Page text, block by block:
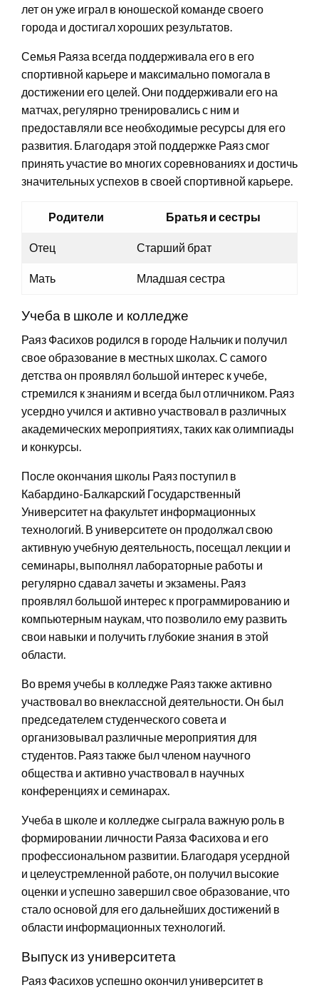
лет он уже играл в юношеской команде своего
города и достигал хороших результатов.
Семья Раяза всегда поддерживала его в его
спортивной карьере и максимально помогала в
достижении его целей. Они поддерживали его на
матчах, регулярно тренировались с ним и
предоставляли все необходимые ресурсы для его
развития. Благодаря этой поддержке Раяз смог
принять участие во многих соревнованиях и достичь
значительных успехов в своей спортивной карьере.
Родители Братья и сестры
Отец Старший брат
Мать Младшая сестра
Учеба в школе и колледже
Раяз Фасихов родился в городе Нальчик и получил
свое образование в местных школах. С самого
детства он проявлял большой интерес к учебе,
стремился к знаниям и всегда был отличником. Раяз
усердно учился и активно участвовал в различных
академических мероприятиях, таких как олимпиады
и конкурсы.
После окончания школы Раяз поступил в
Кабардино-Балкарский Государственный
Университет на факультет информационных
технологий. В университете он продолжал свою
активную учебную деятельность, посещал лекции и
семинары, выполнял лабораторные работы и
регулярно сдавал зачеты и экзамены. Раяз
проявлял большой интерес к программированию и
компьютерным наукам, что позволило ему развить
свои навыки и получить глубокие знания в этой
области.
Во время учебы в колледже Раяз также активно
участвовал во внеклассной деятельности. Он был
председателем студенческого совета и
организовывал различные мероприятия для
студентов. Раяз также был членом научного
общества и активно участвовал в научных
конференциях и семинарах.
Учеба в школе и колледже сыграла важную роль в
формировании личности Раяза Фасихова и его
профессиональном развитии. Благодаря усердной
и целеустремленной работе, он получил высокие
оценки и успешно завершил свое образование, что
стало основой для его дальнейших достижений в
области информационных технологий.
Выпуск из университета
Раяз Фасихов успешно окончил университет в